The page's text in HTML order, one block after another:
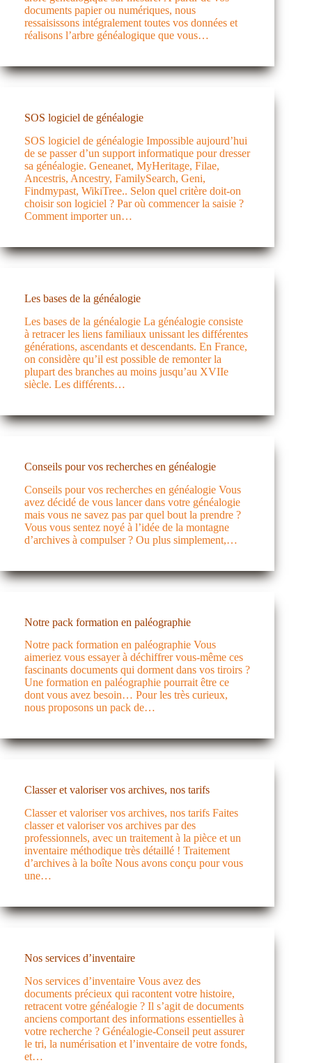
documents papier ou numériques, nous
ressaisissons intégralement toutes vos données et
réalisons l’arbre généalogique que vous…
SOS logiciel de généalogie
SOS logiciel de généalogie Impossible aujourd’hui
de se passer d’un support informatique pour dresser
sa généalogie. Geneanet, MyHeritage, Filae,
Ancestris, Ancestry, FamilySearch, Geni,
Findmypast, WikiTree.. Selon quel critère doit-on
choisir son logiciel ? Par où commencer la saisie ?
Comment importer un…
Les bases de la généalogie
Les bases de la généalogie La généalogie consiste
à retracer les liens familiaux unissant les différentes
générations, ascendants et descendants. En France,
on considère qu’il est possible de remonter la
plupart des branches au moins jusqu’au XVIIe
siècle. Les différents…
Conseils pour vos recherches en généalogie
Conseils pour vos recherches en généalogie Vous
avez décidé de vous lancer dans votre généalogie
mais vous ne savez pas par quel bout la prendre ?
Vous vous sentez noyé à l’idée de la montagne
d’archives à compulser ? Ou plus simplement,…
Notre pack formation en paléographie
Notre pack formation en paléographie Vous
aimeriez vous essayer à déchiffrer vous-même ces
fascinants documents qui dorment dans vos tiroirs ?
Une formation en paléographie pourrait être ce
dont vous avez besoin… Pour les très curieux,
nous proposons un pack de…
Classer et valoriser vos archives, nos tarifs
Classer et valoriser vos archives, nos tarifs Faites
classer et valoriser vos archives par des
professionnels, avec un traitement à la pièce et un
inventaire méthodique très détaillé ! Traitement
d’archives à la boîte Nous avons conçu pour vous
une…
Nos services d’inventaire
Nos services d’inventaire Vous avez des
documents précieux qui racontent votre histoire,
retracent votre généalogie ? Il s’agit de documents
anciens comportant des informations essentielles à
votre recherche ? Généalogie-Conseil peut assurer
le tri, la numérisation et l’inventaire de votre fonds,
et…